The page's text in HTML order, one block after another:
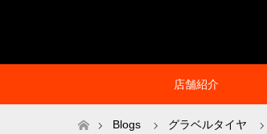
店舗紹介
ホームBlogs グラベルタイヤ